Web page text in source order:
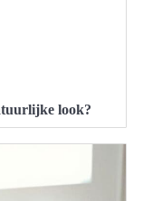
look?